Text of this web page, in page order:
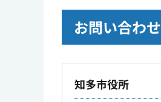
お問い合わせ
知多市役所